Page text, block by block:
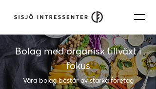
Bolag med organisk tillväxt i
fokus
Våra bolag består av starka företag